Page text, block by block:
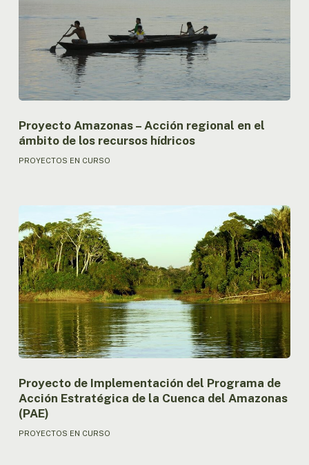
regional
los
hídricos
Proyecto Amazonas – Acción regional en el
ámbito de los recursos hídricos
PROYECTOS EN CURSO
de
Implementación
del
Programa
de
Acción
Estratégica
de
la
del
Amazonas
(PAE)
Proyecto de Implementación del Programa de
Acción Estratégica de la Cuenca del Amazonas
(PAE)
PROYECTOS EN CURSO